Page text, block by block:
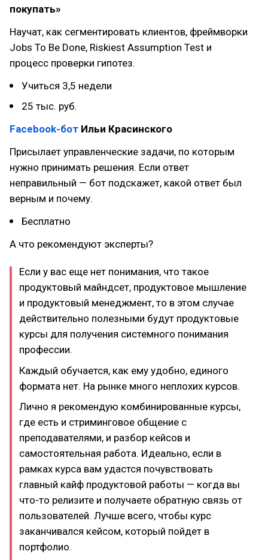
покупать»
Научат, как сегментировать клиентов, фреймворки
Jobs To Be Done, Riskiest Assumption Test и
процесс проверки гипотез.
Учиться 3,5 недели
25 тыс. руб.
Facebook-бот Ильи Красинского
Присылает управленческие задачи, по которым
нужно принимать решения. Если ответ
неправильный — бот подскажет, какой ответ был
верным и почему.
Бесплатно
А что рекомендуют эксперты?
Если у вас еще нет понимания, что такое
продуктовый майндсет, продуктовое мышление
и продуктовый менеджмент, то в этом случае
действительно полезными будут продуктовые
курсы для получения системного понимания
профессии.
Каждый обучается, как ему удобно, единого
формата нет. На рынке много неплохих курсов.
Лично я рекомендую комбинированные курсы,
где есть и стриминговое общение с
преподавателями, и разбор кейсов и
самостоятельная работа. Идеально, если в
рамках курса вам удастся почувствовать
главный кайф продуктовой работы — когда вы
что-то релизите и получаете обратную связь от
пользователей. Лучше всего, чтобы курс
заканчивался кейсом, который пойдет в
портфолио.